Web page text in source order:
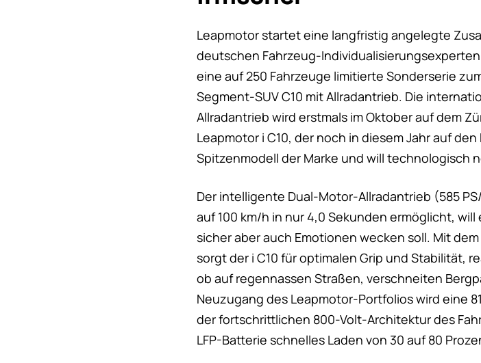
Leapmotor startet eine langfristig angelegte
deutschen Fahrzeug-
eine auf 250 Fahrzeuge limitierte Sonderserie
Segment-SUV C10 mit Allradantrieb. Die
Allradantrieb wird erstmals im Oktober auf dem
Leapmotor i C10, der noch in diesem Jahr auf
Spitzenmodell der Marke und will technologisch
Der intelligente Dual-Motor-Allradantrieb (585
auf 100 km/h in nur 4,0 Sekunden ermöglicht,
sicher aber auch Emotionen wecken soll. Mit
sorgt der i C10 für optimalen Grip und Stabilität,
ob auf regennassen Straßen, verschneiten
Neuzugang des Leapmotor-Portfolios wird eine
der fortschrittlichen 800-Volt-Architektur des
LFP-Batterie schnelles Laden von 30 auf 80